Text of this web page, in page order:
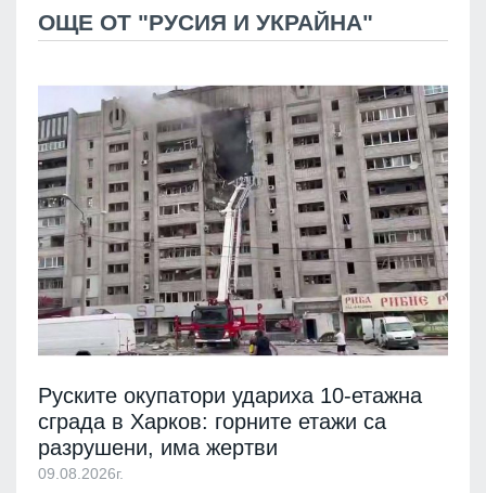
ОЩЕ ОТ "РУСИЯ И УКРАЙНА"
Руските окупатори удариха 10-етажна
сграда в Харков: горните етажи са
разрушени, има жертви
09.08.2026г.